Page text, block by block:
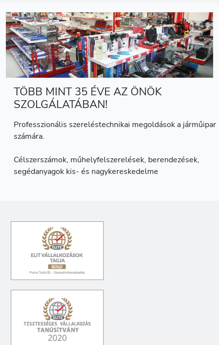
TÖBB MINT 35 ÉVE AZ ÖNÖK
SZOLGÁLATÁBAN!
Professzionális szereléstechnikai megoldások a járműipar
számára.
Célszerszámok, műhelyfelszerelések, berendezések,
segédanyagok kis- és nagykereskedelme